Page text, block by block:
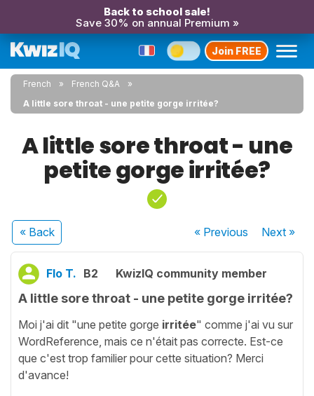
Back to school sale!
Save 30% on annual Premium »
Join FREE
French
French Q&A
A little sore throat - une petite gorge irritée?
A little sore throat - une
petite gorge irritée?
« Back « Previous Next»
Flo T. B2 KwizIQ community member
A little sore throat - une petite gorge irritée?
Moi j'ai dit "une petite gorge irritée" comme j'ai vu sur
WordReference, mais ce n'était pas correcte. Est-ce
que c'est trop familier pour cette situation? Merci
d'avance!